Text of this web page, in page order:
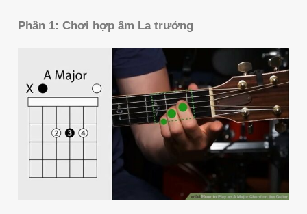
Phần 1: Chơi hợp âm La trưởng